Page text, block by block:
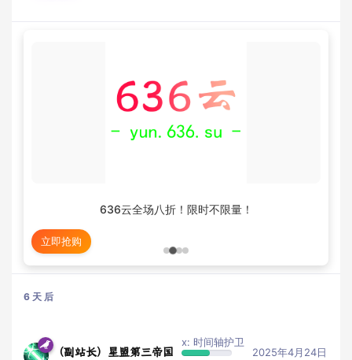
636云全场八折！限时不限量！
立即抢购
6 天 后
（副站长）星盟第三帝国
x: 时间轴护卫
2025年4月24日